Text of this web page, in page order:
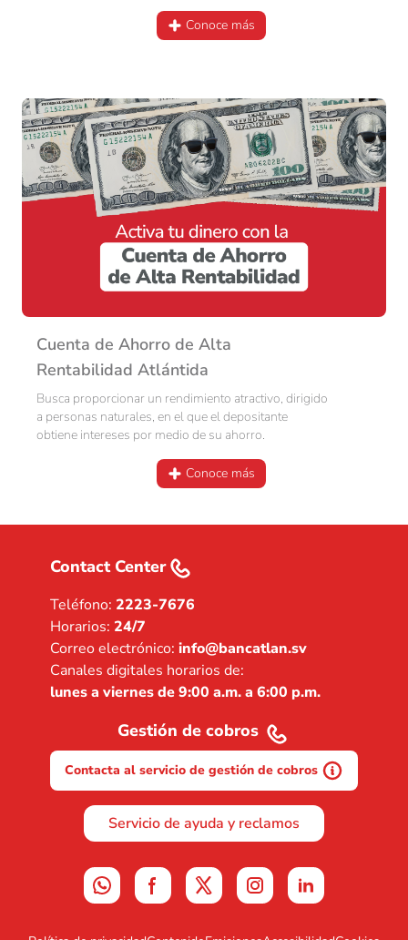
Conoce más
Cuenta de Ahorro de Alta
Rentabilidad Atlántida
Busca proporcionar un rendimiento atractivo, dirigido
a personas naturales, en el que el depositante
obtiene intereses por medio de su ahorro.
Conoce más
Contact Center
Teléfono: 2223-7676
Horarios: 24/7
Correo electrónico: info@bancatlan.sv
Canales digitales horarios de:
lunes a viernes de 9:00 a.m. a 6:00 p.m.
Gestión de cobros
Contacta al servicio de gestión de cobros
Servicio de ayuda y reclamos